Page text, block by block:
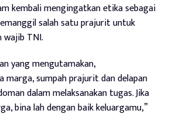
kembali mengingatkan etika sebagai
salah satu prajurit untuk
wajib TNI.
yang mengutamakan,
marga, sumpah prajurit dan delapan
dalam melaksanakan tugas. Jika
bina lah dengan baik keluargamu,”